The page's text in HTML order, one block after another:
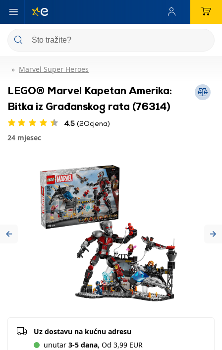
Marvel Super Heroes
LEGO® Marvel Kapetan Amerika:
Bitka iz Građanskog rata (76314)
4.5 (2Ocjena)
24 mjesec
Previous
Uz dostavu na kućnu adresu
unutar 3-5 dana, Od 3,99 EUR